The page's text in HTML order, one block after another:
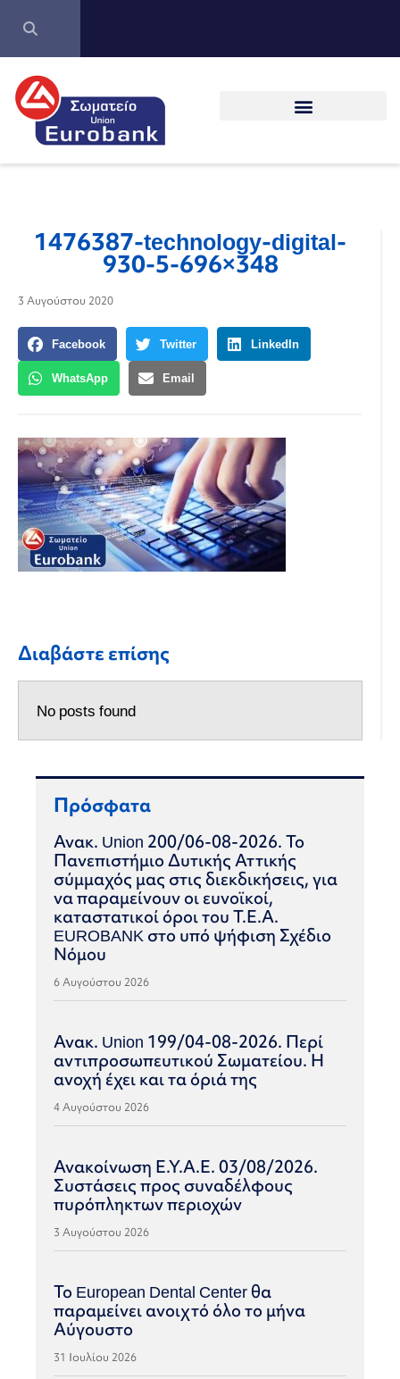
1476387-technology-digital-
930-5-696×348
3 Αυγούστου 2020
Facebook Twitter LinkedIn
WhatsApp Email
Διαβάστε επίσης
No posts found
Πρόσφατα
Ανακ. Union 200/06-08-2026. Το
Πανεπιστήμιο Δυτικής Αττικής
σύμμαχός μας στις διεκδικήσεις, για
να παραμείνουν οι ευνοϊκοί,
καταστατικοί όροι του Τ.Ε.Α.
EUROBANK στο υπό ψήφιση Σχέδιο
Νόμου
6 Αυγούστου 2026
Ανακ. Union 199/04-08-2026. Περί
αντιπροσωπευτικού Σωματείου. Η
ανοχή έχει και τα όριά της
4 Αυγούστου 2026
Ανακοίνωση Ε.Υ.Α.Ε. 03/08/2026.
Συστάσεις προς συναδέλφους
πυρόπληκτων περιοχών
3 Αυγούστου 2026
Το European Dental Center θα
παραμείνει ανοιχτό όλο το μήνα
Αύγουστο
31 Ιουλίου 2026